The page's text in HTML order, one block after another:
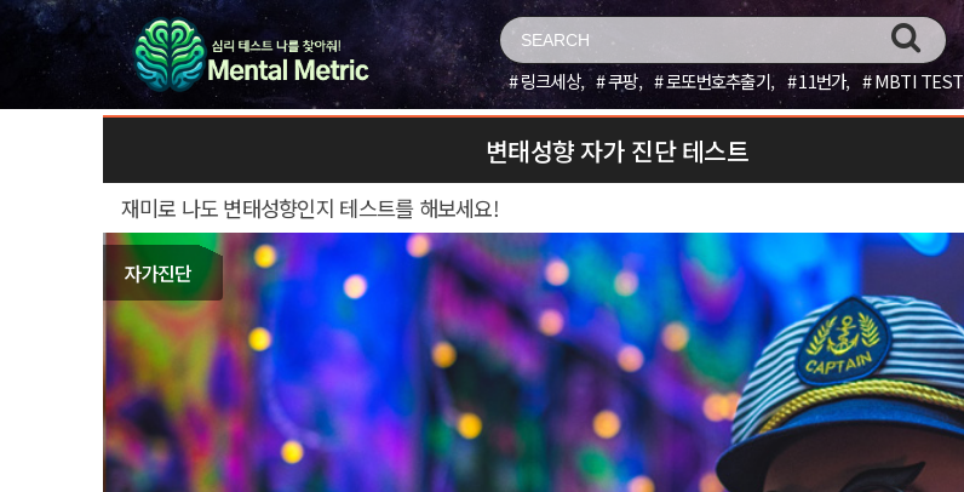
링크세상 쿠팡 로또번호추출기 11번가 MBTI TEST
변태성향 자가 진단 테스트
재미로 나도 변태성향인지 테스트를 해보세요!
자가진단